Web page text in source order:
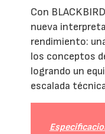
Con
nueva
rendimiento:
los conceptos
logrando un
escalada